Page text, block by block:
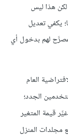
لكن هذا ليس
يكفي تعديل
لهم بدخول أي
العام
الجدد؛
قيمة المتغير
المنزل